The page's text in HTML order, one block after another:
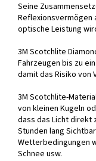
Seine
Reflexionsvermögen
optische Leistung
3M Scotchlite
Fahrzeugen bis zu
damit das Risiko von
3M Scotchlite-
von kleinen Kugeln
dass das Licht direkt
Stunden lang
Wetterbedingungen
Schnee usw.